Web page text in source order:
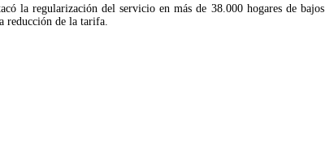
la regularización del servicio en más de 38.000 hogares de bajos
reducción de la tarifa.